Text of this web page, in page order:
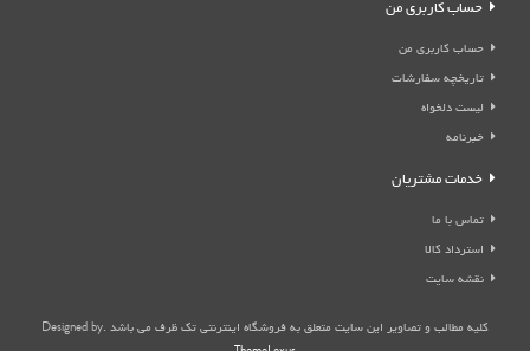
حساب کاربری من
حساب کاربری من
تاریخچه سفارشات
لیست دلخواه
خبرنامه
خدمات مشتریان
تماس با ما
استرداد کالا
نقشه سایت
کلیه مطالب و تصاویر این سایت متعلق به فروشگاه اینترنتی تک ظرف می باشد .Designed by